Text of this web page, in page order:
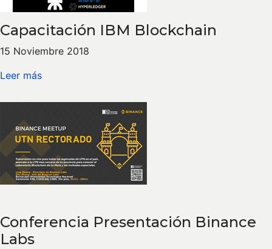
Capacitación IBM Blockchain
15 Noviembre 2018
Leer más
Conferencia Presentación Binance
Labs